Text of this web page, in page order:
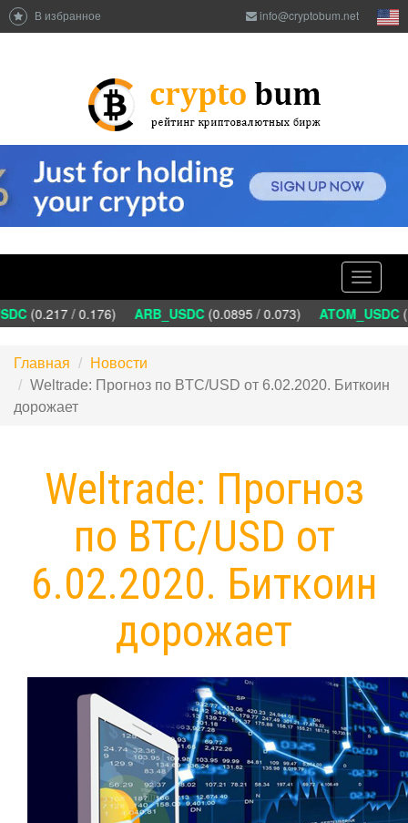
В избранное info@cryptobum.net
Toggle
(0.217 / 0.176) ARB_USDC(0.0895 / 0.073) ATOM_USDC
Главная
Новости
Weltrade: Прогноз по BTC/USD от 6.02.2020. Биткоин
дорожает
Weltrade: Прогноз
по BTC/USD от
6.02.2020. Биткоин
дорожает